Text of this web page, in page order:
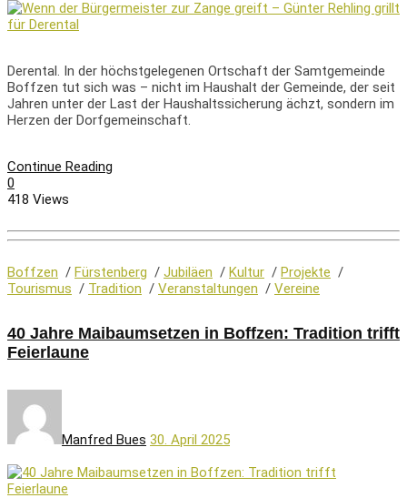
Derental. In der höchstgelegenen Ortschaft der Samtgemeinde
Boffzen tut sich was – nicht im Haushalt der Gemeinde, der seit
Jahren unter der Last der Haushaltssicherung ächzt, sondern im
Herzen der Dorfgemeinschaft.
Continue Reading
0
418 Views
Boffzen / Fürstenberg / Jubiläen / Kultur / Projekte /
Tourismus / Tradition / Veranstaltungen / Vereine
40 Jahre Maibaumsetzen in Boffzen: Tradition trifft
Feierlaune
Manfred Bues 30. April 2025